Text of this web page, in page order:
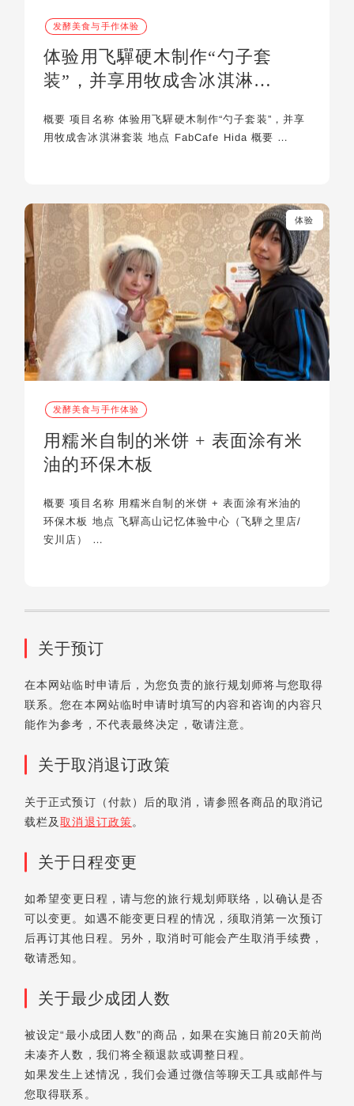
发酵美食与手作体验
体验用飞驒硬木制作“勺子套
装”，并享用牧成舎冰淇淋…
概要 项目名称 体验用飞驒硬木制作“勺子套装”，并享
用牧成舎冰淇淋套装 地点 FabCafe Hida 概要 …
体验
发酵美食与手作体验
用糯米自制的米饼 + 表面涂有米
油的环保木板
概要 项目名称 用糯米自制的米饼 + 表面涂有米油的
环保木板 地点 飞驒高山记忆体验中心（飞騨之里店/
安川店） …
关于预订
在本网站临时申请后，为您负责的旅行规划师将与您取得
联系。您在本网站临时申请时填写的内容和咨询的内容只
能作为参考，不代表最终决定，敬请注意。
关于取消退订政策
关于正式预订（付款）后的取消，请参照各商品的取消记
载栏及取消退订政策。
关于日程变更
如希望变更日程，请与您的旅行规划师联络，以确认是否
可以变更。如遇不能变更日程的情况，须取消第一次预订
后再订其他日程。另外，取消时可能会产生取消手续费，
敬请悉知。
关于最少成团人数
被设定“最小成团人数”的商品，如果在实施日前20天前尚
未凑齐人数，我们将全额退款或调整日程。
如果发生上述情况，我们会通过微信等聊天工具或邮件与
您取得联系。